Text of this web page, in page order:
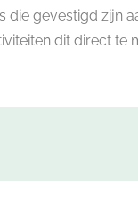
die gevestigd zijn
dit direct te